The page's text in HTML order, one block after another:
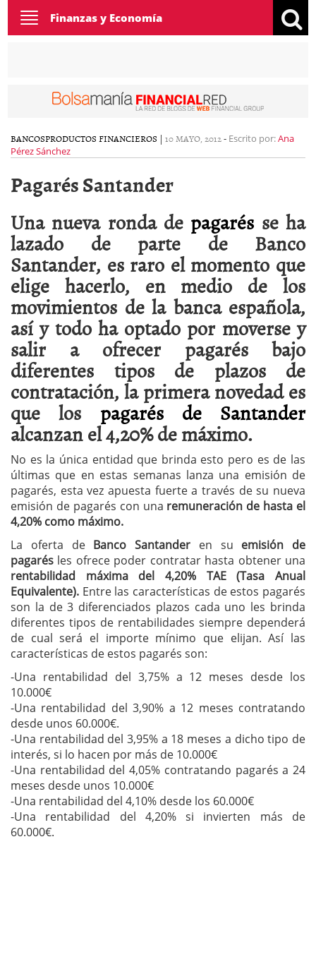
Toggle
navigation
Finanzas y Economía
BANCOSPRODUCTOS FINANCIEROS | 10 MAYO, 2012- Escrito por:Ana
Pérez Sánchez
Pagarés Santander
Una nueva ronda de pagarés se ha
lazado de parte de Banco
Santander, es raro el momento que
elige hacerlo, en medio de los
movimientos de la banca española,
así y todo ha optado por moverse y
salir a ofrecer pagarés bajo
diferentes tipos de plazos de
contratación, la primera novedad es
que los pagarés de Santander
alcanzan el 4,20% de máximo.
No es la única entidad que brinda esto pero es de las
últimas que en estas semanas lanza una emisión de
pagarés, esta vez apuesta fuerte a través de su nueva
emisión de pagarés con una remuneración de hasta el
4,20% como máximo.
La oferta deBanco Santander en su emisión de
pagarés les ofrece poder contratar hasta obtener una
rentabilidad máxima del 4,20% TAE (Tasa Anual
Equivalente). Entre las características de estos pagarés
son la de 3 diferenciados plazos cada uno les brinda
diferentes tipos de rentabilidades siempre dependerá
de cual será el importe mínimo que elijan. Así las
características de estos pagarés son:
-Una rentabilidad del 3,75% a 12 meses desde los
10.000€
-Una rentabilidad del 3,90% a 12 meses contratando
desde unos 60.000€.
-Una rentabilidad del 3,95% a 18 meses a dicho tipo de
interés, si lo hacen por más de 10.000€
-Una rentabilidad del 4,05% contratando pagarés a 24
meses desde unos 10.000€
-Una rentabilidad del 4,10% desde los 60.000€
-Una rentabilidad del 4,20% si invierten más de
60.000€.